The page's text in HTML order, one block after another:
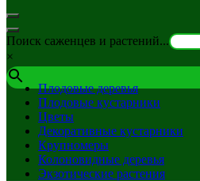
Поиск саженцев и растений...
×
Плодовые деревья
Плодовые кустарники
Цветы
Декоративные кустарники
Крупномеры
Колоновидные деревья
Экзотические растения